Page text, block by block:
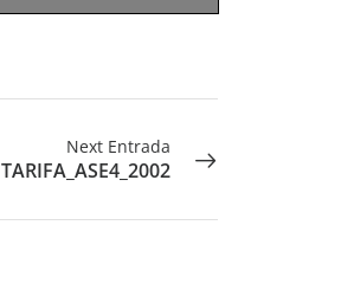
Next Entrada
TARIFA_ASE4_2002